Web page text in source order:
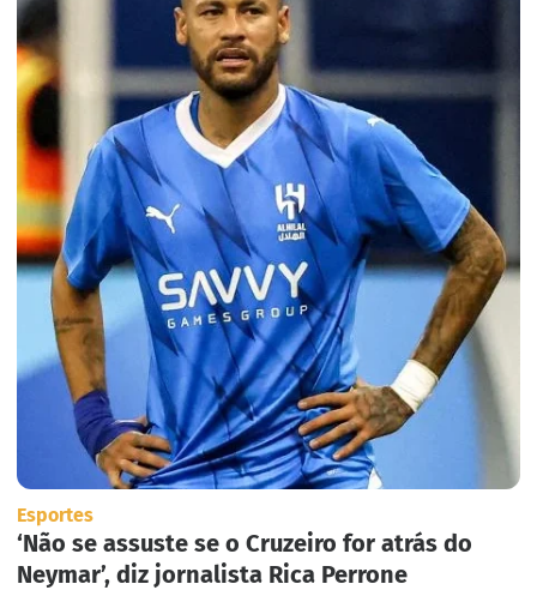
Esportes
‘Não se assuste se o Cruzeiro for atrás do
Neymar’, diz jornalista Rica Perrone